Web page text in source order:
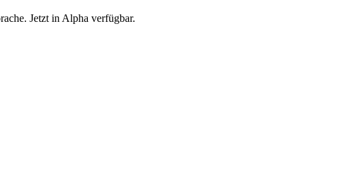
Jetzt in Alpha verfügbar.